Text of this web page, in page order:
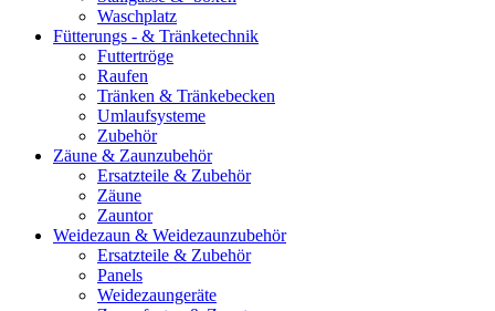
Waschplatz
Fütterungs - & Tränketechnik
Futtertröge
Raufen
Tränken & Tränkebecken
Umlaufsysteme
Zubehör
Zäune & Zaunzubehör
Ersatzteile & Zubehör
Zäune
Zauntor
Weidezaun & Weidezaunzubehör
Ersatzteile & Zubehör
Panels
Weidezaungeräte